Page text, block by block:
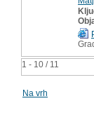
1 - 10 / 11
Na vrh